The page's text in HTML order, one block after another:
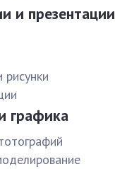
и презентации
графика